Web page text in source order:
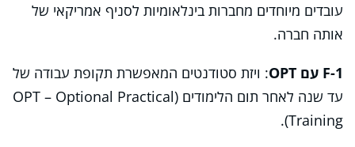
עובדים מיוחדים מחברות בינלאומיות לסניף אמריקאי של
אותה חברה.
F-1 עם OPT
: ויזת סטודנטים המאפשרת תקופת עבודה של
עד שנה לאחר תום הלימודים (OPT – Optional Practical
Training).